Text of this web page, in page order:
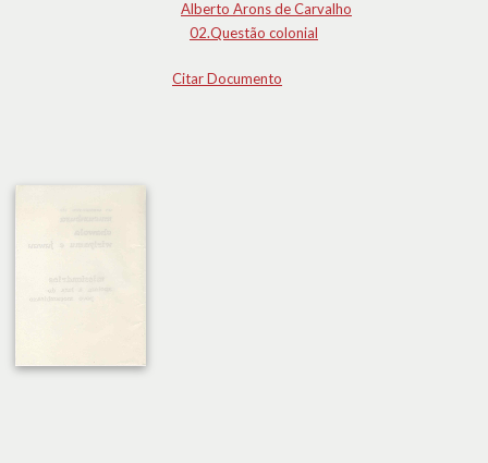
Alberto Arons de Carvalho
02.Questão colonial
Citar Documento